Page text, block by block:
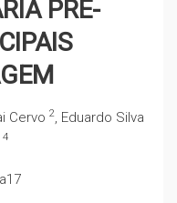
PRÉ-
Cervo 2, Eduardo Silva
4